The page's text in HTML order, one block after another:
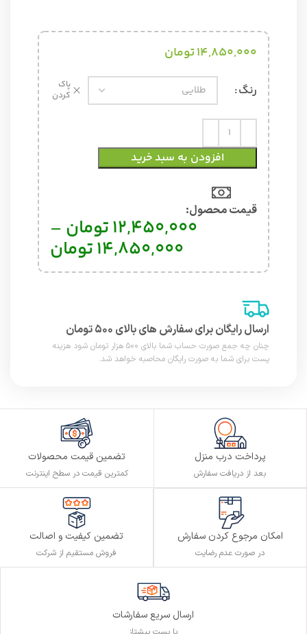
14,850,000تومان
رنگ
پاک
کردن
افزودن به سبد خرید
قیمت محصول:​
12,450,000تومان –
14,850,000تومان
ارسال رایگان برای سفارش های بالای ۵۰۰ تومان
چنان چه جمع صورت حساب شما بالای ۵۰۰ هزار تومان شود هزینه
پست برای شما به صورت رایگان محاصبه خواهد شد.
پرداخت درب منزل
بعد از دریافت سفارش
تضمین قیمت محصولات
کمترین قیمت در سطح اینترنت
امکان مرجوع کردن سفارش
در صورت عدم رضایت
تضمین کیفیت و اصالت
فروش مستقیم از شرکت
ارسال سریع سفارشات